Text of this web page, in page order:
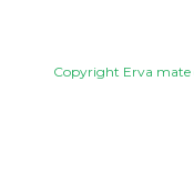
Copyright Erva mate